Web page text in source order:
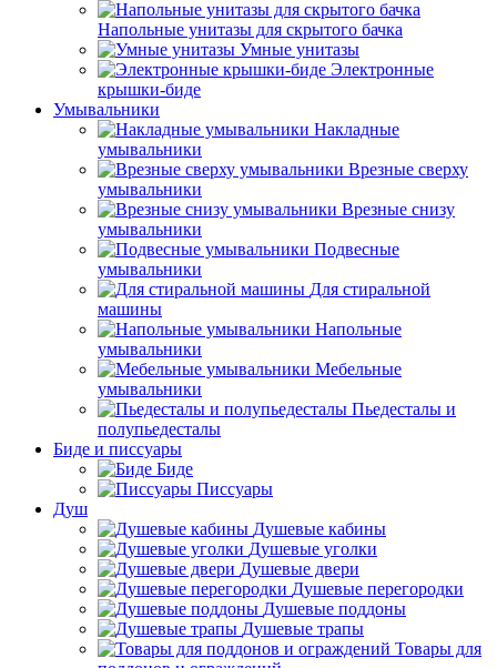
Напольные унитазы для скрытого бачка
Умные унитазы
Электронные
крышки-биде
Умывальники
Накладные
умывальники
Врезные сверху
умывальники
Врезные снизу
умывальники
Подвесные
умывальники
Для стиральной
машины
Напольные
умывальники
Мебельные
умывальники
Пьедесталы и
полупьедесталы
Биде и писсуары
Биде
Писсуары
Душ
Душевые кабины
Душевые уголки
Душевые двери
Душевые перегородки
Душевые поддоны
Душевые трапы
Товары для